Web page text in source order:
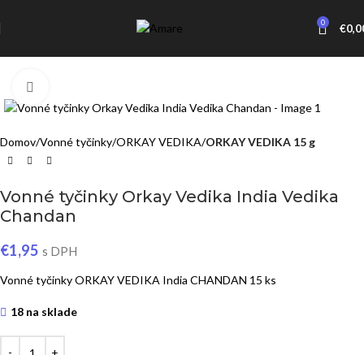
0 €
Domov Vonné tyčinky ORKAY VEDIKA ORKAY VEDIKA 15 g
Vonné tyčinky Orkay Vedika India Vedika
Chandan
€1,95 s DPH
Vonné tyčinky ORKAY VEDIKA India CHANDAN 15 ks
18 na sklade